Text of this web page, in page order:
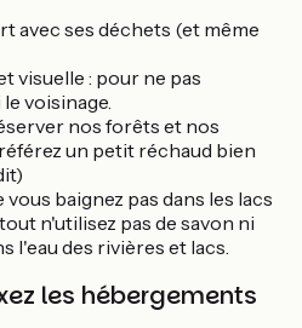
avec ses déchets (et même
visuelle : pour ne pas
le voisinage.
nos forêts et nos
un petit réchaud bien
vous baignez pas dans les lacs
n'utilisez pas de savon ni
l'eau des rivières et lacs.
les hébergements